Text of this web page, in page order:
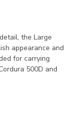
the Large
appearance and
for carrying
500D and